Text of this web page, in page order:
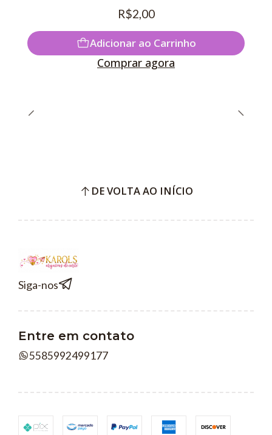
R$2,00
Adicionar ao Carrinho
Comprar agora
DE VOLTA AO INÍCIO
Siga-nos
Entre em contato
5585992499177